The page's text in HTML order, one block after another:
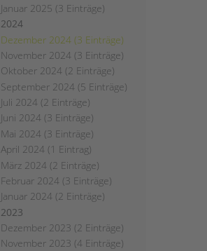
Januar 2025 (3 Einträge)
2024
Dezember 2024 (3 Einträge)
November 2024 (3 Einträge)
Oktober 2024 (2 Einträge)
September 2024 (5 Einträge)
Juli 2024 (2 Einträge)
Juni 2024 (3 Einträge)
Mai 2024 (3 Einträge)
April 2024 (1 Eintrag)
März 2024 (2 Einträge)
Februar 2024 (3 Einträge)
Januar 2024 (2 Einträge)
2023
Dezember 2023 (2 Einträge)
November 2023 (4 Einträge)